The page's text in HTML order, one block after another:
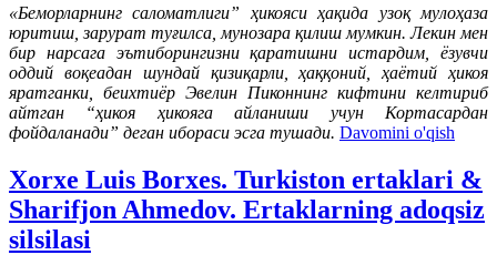
«Беморларнинг саломатлиги” ҳикояси ҳақида узоқ мулоҳаза
юритиш, зарурат туғилса, мунозара қилиш мумкин. Лекин мен
бир нарсага эътиборингизни қаратишни истардим, ёзувчи
оддий воқеадан шундай қизиқарли, ҳаққоний, ҳаётий ҳикоя
яратганки, беихтиёр Эвелин Пиконнинг кифтини келтириб
айтган “ҳикоя ҳикояга айланиши учун Кортасардан
фойдаланади” деган ибораси эсга тушади. Davomini o'qish
Xorxe Luis Borxes. Turkiston ertaklari &
Sharifjon Ahmedov. Ertaklarning adoqsiz
silsilasi